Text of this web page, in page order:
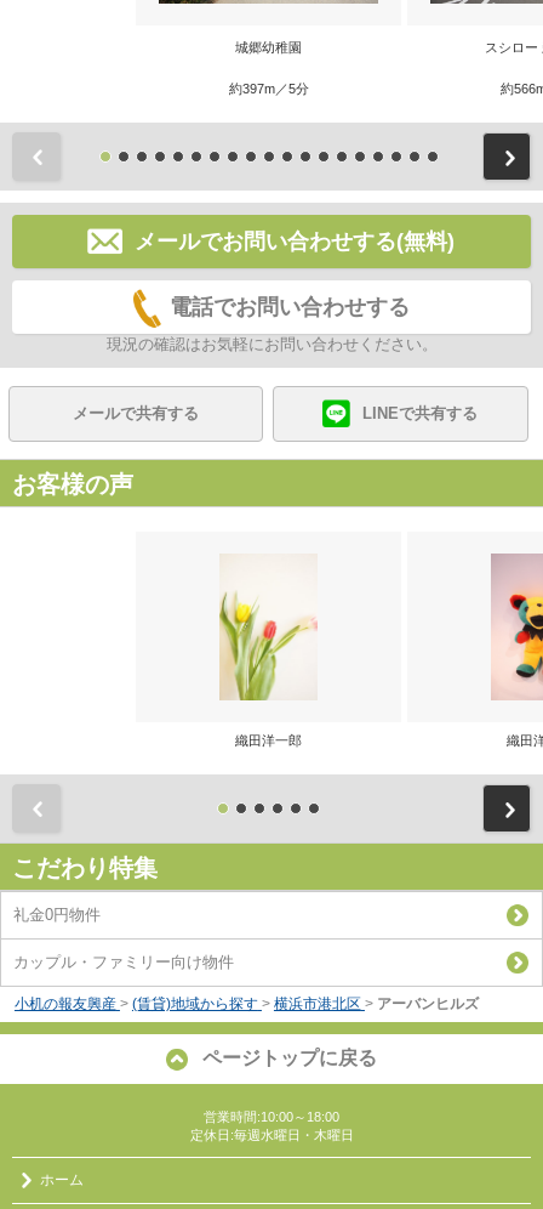
城郷幼稚園
約397m／5分
スシロー
約
メールでお問い合わせする(無料)
電話でお問い合わせする
現況の確認はお気軽にお問い合わせください。
メールで共有する LINEで共有する
お客様の声
織田洋一郎 織田
こだわり特集
礼金0円物件
カップル・ファミリー向け物件
小机の報友興産 > (賃貸)地域から探す > 横浜市港北区 > アーバンヒルズ
ページトップに戻る
営業時間:10:00～18:00
定休日:毎週水曜日・木曜日
ホーム